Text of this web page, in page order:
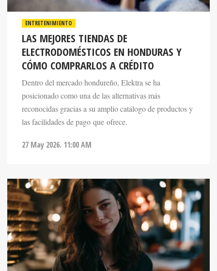
LAS MEJORES TIENDAS DE
ELECTRODOMÉSTICOS EN HONDURAS Y
CÓMO COMPRARLOS A CRÉDITO
Dentro del mercado hondureño, Elektra se ha
posicionado como una de las alternativas más
reconocidas gracias a su amplio catálogo de productos y
las facilidades de pago que ofrece.